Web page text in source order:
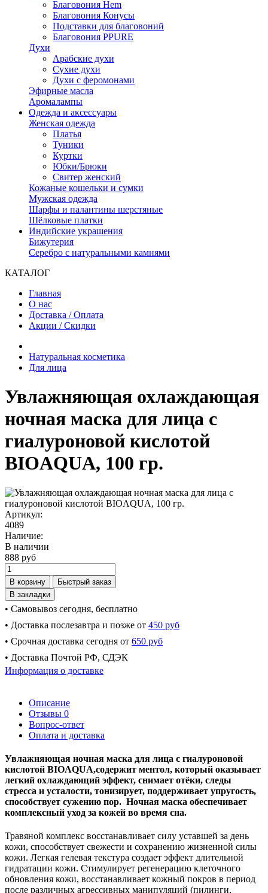
Благовония Hem
Благовония Конусы
Подставки для благовоний
Благовония PPURE
Духи
Арабские духи
Сухие духи
Духи с феромонами
Эфирные масла
Аромалампы
Одежда и аксессуары
Женская одежда
Платья
Туники
Куртки
Юбки/Брюки
Свитер женский
Кожаные кошельки и сумки
Мужская одежда
Шарфы и палантины шерстяные
Шёлковые платки
Индийские украшения
Бижутерия
Серебро с натуральными камнями
КАТАЛОГ
Главная
О нас
Доставка / Оплата
Акции / Скидки
Натуральная косметика
Для лица
Увлажняющая охлаждающая
ночная маска для лица с
гиалуроновой кислотой
BIOAQUA, 100 гр.
Артикул:
4089
Наличие:
В наличии
888 руб
В корзину
Быстрый заказ
В закладки
• Самовывоз сегодня, бесплатно
• Доставка послезавтра и позже от 450 руб
• Срочная доставка сегодня от 650 руб
• Доставка Почтой РФ, СДЭК
Информация о доставке
Описание
Отзывы 0
Вопрос-ответ
Оплата и доставка
Увлажняющая ночная маска для лица с гиалуроновой
кислотой BIOAQUA,содержит ментол, который оказывает
легкий охлаждающий эффект, снимает отёки, следы
стресса и усталости, тонизирует, поддерживает упругость,
способствует сужению пор. Ночная маска обеспечивает
комплексный уход за кожей во время сна.
Травяной комплекс восстанавливает силу уставшей за день
кожи, способствует свежести и сохранению жизненной силы
кожи. Легкая гелевая текстура создает эффект длительной
гидратации кожи. Стимулирует регенерацию клеточного
обновления кожи, восстанавливает кожный покров в период
после различных агрессивных манипуляций (пилинги,